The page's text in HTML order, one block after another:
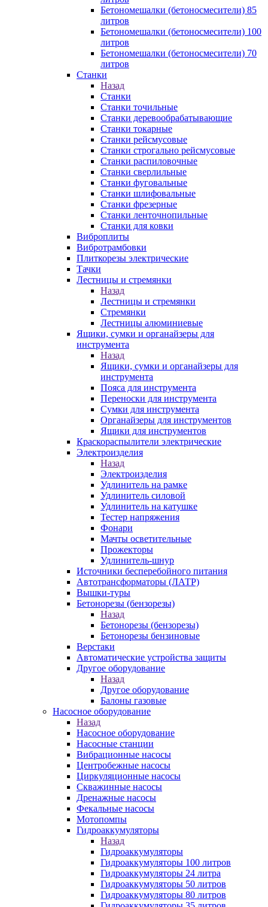
Бетономешалки (бетоносмесители) 85
литров
Бетономешалки (бетоносмесители) 100
литров
Бетономешалки (бетоносмесители) 70
литров
Станки
Назад
Станки
Станки точильные
Станки деревообрабатывающие
Станки токарные
Станки рейсмусовые
Станки строгально рейсмусовые
Станки распиловочные
Станки сверлильные
Станки фуговальные
Станки шлифовальные
Станки фрезерные
Станки ленточнопильные
Станки для ковки
Виброплиты
Вибротрамбовки
Плиткорезы электрические
Тачки
Лестницы и стремянки
Назад
Лестницы и стремянки
Стремянки
Лестницы алюминиевые
Ящики, сумки и органайзеры для
инструмента
Назад
Ящики, сумки и органайзеры для
инструмента
Пояса для инструмента
Переноски для инструмента
Сумки для инструмента
Органайзеры для инструментов
Ящики для инструментов
Краскораспылители электрические
Электроизделия
Назад
Электроизделия
Удлинитель на рамке
Удлинитель силовой
Удлинитель на катушке
Тестер напряжения
Фонари
Мачты осветительные
Прожекторы
Удлинитель-шнур
Источники бесперебойного питания
Автотрансформаторы (ЛАТР)
Вышки-туры
Бетонорезы (бензорезы)
Назад
Бетонорезы (бензорезы)
Бетонорезы бензиновые
Верстаки
Автоматические устройства защиты
Другое оборудование
Назад
Другое оборудование
Балоны газовые
Насосное оборудование
Назад
Насосное оборудование
Насосные станции
Вибрационные насосы
Центробежные насосы
Циркуляционные насосы
Скважинные насосы
Дренажные насосы
Фекальные насосы
Мотопомпы
Гидроаккумуляторы
Назад
Гидроаккумуляторы
Гидроаккумуляторы 100 литров
Гидроаккумуляторы 24 литра
Гидроаккумуляторы 50 литров
Гидроаккумуляторы 80 литров